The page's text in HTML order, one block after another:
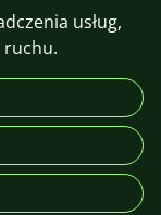
DE
For Aquarist
usług,
ruchu.